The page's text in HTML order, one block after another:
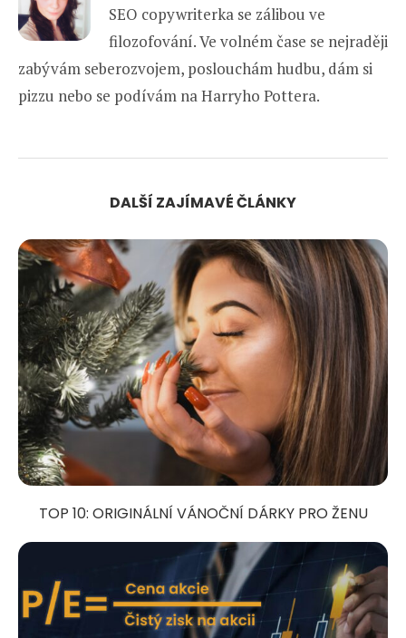
SEO copywriterka se zálibou ve
filozofování. Ve volném čase se nejraději
zabývám seberozvojem, poslouchám hudbu, dám si
pizzu nebo se podívám na Harryho Pottera.
DALŠÍ ZAJÍMAVÉ ČLÁNKY
TOP 10: ORIGINÁLNÍ VÁNOČNÍ DÁRKY PRO ŽENU